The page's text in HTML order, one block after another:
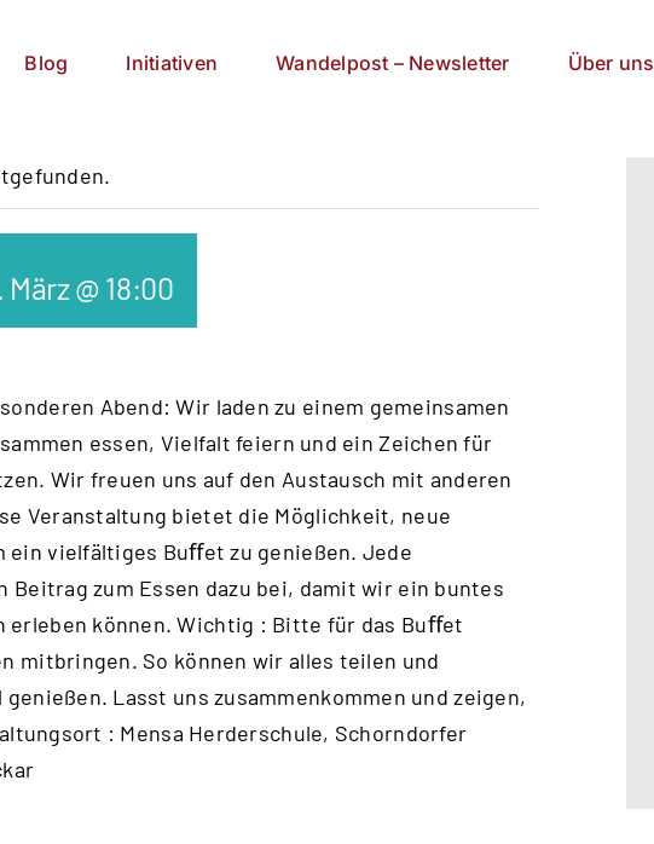
Blog Initiativen Wandelpost – Newsletter Über uns
März @ 18:00
Abend: Wir laden zu einem gemeinsamen
essen, Vielfalt feiern und ein Zeichen für
Wir freuen uns auf den Austausch mit anderen
Veranstaltung bietet die Möglichkeit, neue
ein vielfältiges Buﬀet zu genießen. Jede
zum Essen dazu bei, damit wir ein buntes
erleben können. Wichtig : Bitte für das Buﬀet
mitbringen. So können wir alles teilen und
Lasst uns zusammenkommen und zeigen,
: Mensa Herderschule, Schorndorfer